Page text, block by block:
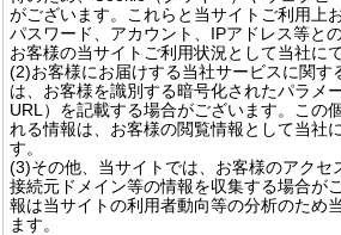
がございます。これらと当サイトご利用上
パスワード、アカウント、IPアドレス等と
お客様の当サイトご利用状況として当社に
(2)お客様にお届けする当社サービスに関す
は、お客様を識別する暗号化されたパラメ
URL）を記載する場合がございます。この
れる情報は、お客様の閲覧情報として当社
す。
(3)その他、当サイトでは、お客様のアクセ
接続元ドメイン等の情報を収集する場合が
報は当サイトの利用者動向等の分析のため
ます。